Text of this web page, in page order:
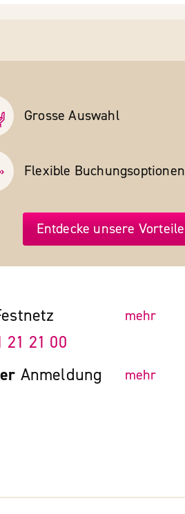
Grosse Auswahl
Flexible Buchungs­optionen
Entdecke unsere Vorteile
mehr
21 21 00
Anmeldung mehr